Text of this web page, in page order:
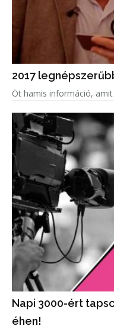
2017
Öt hamis információ,
Napi 3000-ért
éhen!